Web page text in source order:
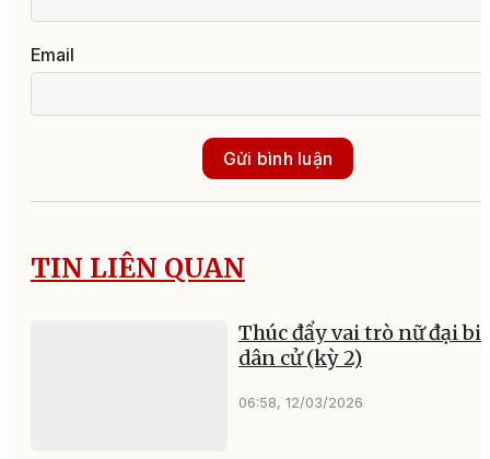
Email
Gửi bình luận
TIN LIÊN QUAN
Thúc đẩy vai trò nữ đại
dân cử (kỳ 2)
06:58, 12/03/2026